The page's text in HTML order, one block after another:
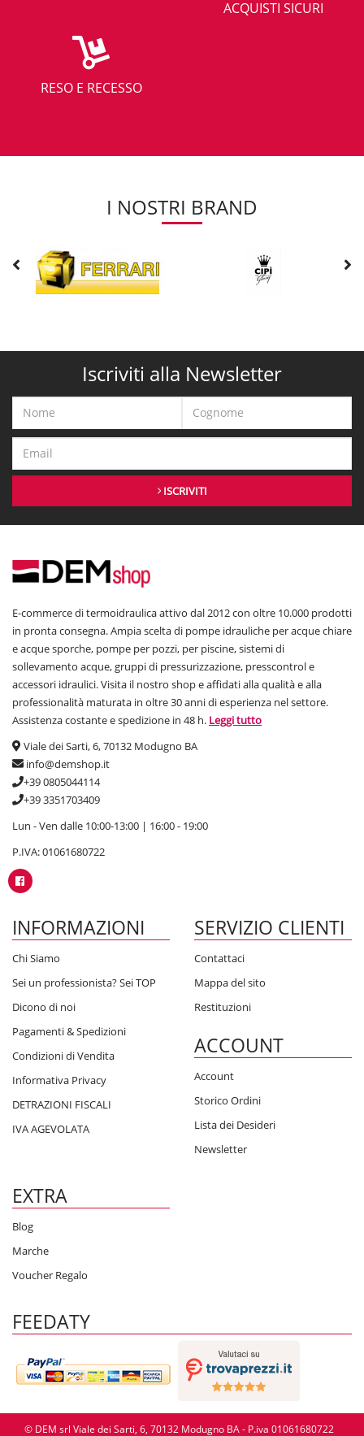
ACQUISTI SICURI
RESO E RECESSO
I NOSTRI BRAND
Iscriviti alla Newsletter
ISCRIVITI
E-commerce di termoidraulica attivo dal 2012 con oltre 10.000 prodotti
in pronta consegna. Ampia scelta di pompe idrauliche per acque chiare
e acque sporche, pompe per pozzi, per piscine, sistemi di
sollevamento acque, gruppi di pressurizzazione, presscontrol e
accessori idraulici. Visita il nostro shop e affidati alla qualità e alla
professionalità maturata in oltre 30 anni di esperienza nel settore.
Assistenza costante e spedizione in 48 h. Leggi tutto
Viale dei Sarti, 6, 70132 Modugno BA
info@demshop.it
+39 0805044114
+39 3351703409
Lun - Ven dalle 10:00-13:00 | 16:00 - 19:00
P.IVA: 01061680722
INFORMAZIONI
Chi Siamo
Sei un professionista? Sei TOP
Dicono di noi
Pagamenti & Spedizioni
Condizioni di Vendita
Informativa Privacy
DETRAZIONI FISCALI
IVA AGEVOLATA
SERVIZIO CLIENTI
Contattaci
Mappa del sito
Restituzioni
ACCOUNT
Account
Storico Ordini
Lista dei Desideri
Newsletter
EXTRA
Blog
Marche
Voucher Regalo
FEEDATY
© DEM srl Viale dei Sarti, 6, 70132 Modugno BA - P.iva 01061680722